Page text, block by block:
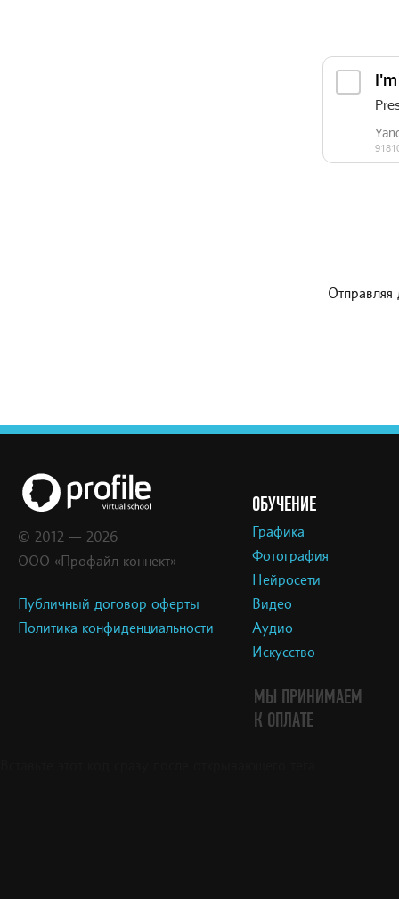
© 2012 — 2026
ООО «Профайл коннект»
Публичный договор оферты
Политика конфиденциальности
ОБУЧЕНИЕ
Графика
Фотография
Нейросети
Видео
Аудио
Искусство
МЫ ПРИНИМАЕМ
К ОПЛАТЕ